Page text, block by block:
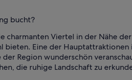
bucht?
Viertel in der Nähe
Eine der Hauptattraktionen
Region wunderschön
die ruhige Landschaft zu